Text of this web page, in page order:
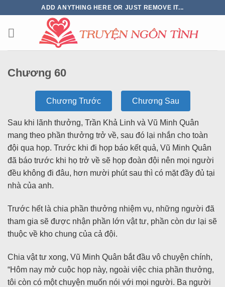
ADD ANYTHING HERE OR JUST REMOVE IT...
Chương 60
Chương Trước Chương Sau
Sau khi lãnh thưởng, Trần Khả Linh và Vũ Minh Quân
mang theo phần thưởng trở về, sau đó lại nhắn cho toàn
đội qua họp. Trước khi đi họp báo kết quả, Vũ Minh Quân
đã báo trước khi họ trở về sẽ họp đoàn đội nên mọi người
đều không đi đâu, hơn mười phút sau thì có mặt đầy đủ tại
nhà của anh.
Trước hết là chia phần thưởng nhiệm vụ, những người đã
tham gia sẽ được nhận phần lớn vật tư, phần còn dư lại sẽ
thuộc về kho chung của cả đội.
Chia vật tư xong, Vũ Minh Quân bắt đầu vô chuyện chính,
“Hôm nay mở cuộc họp này, ngoài việc chia phần thưởng,
tôi còn có một chuyện muốn nói với mọi người. Ba người